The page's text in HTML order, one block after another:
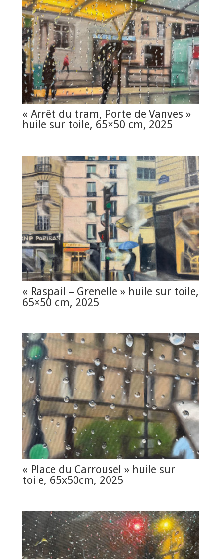
« Arrêt du tram, Porte de Vanves »
huile sur toile, 65×50 cm, 2025
« Raspail – Grenelle » huile sur toile,
65×50 cm, 2025
« Place du Carrousel » huile sur
toile, 65x50cm, 2025